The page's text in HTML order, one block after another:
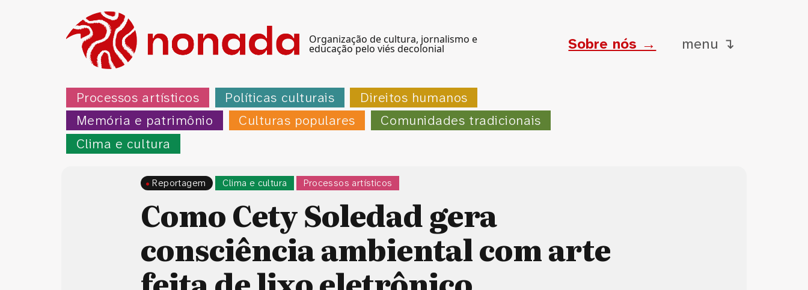
Organização de cultura, jornalismo e
educação pelo viés decolonial Sobre nós → menu ↴
Processos artísticos Políticas culturais
Direitos humanos
Memória e patrimônio
Culturas populares
Comunidades tradicionais
Clima e cultura
Clima e cultura Processos artísticos
Reportagem
Como Cety Soledad gera
consciência ambiental com arte